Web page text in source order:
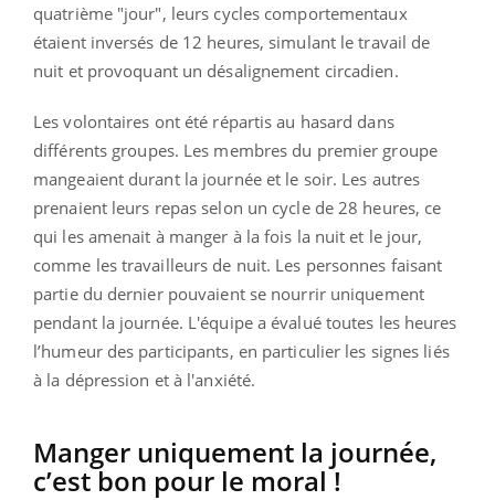
quatrième "jour", leurs cycles comportementaux
étaient inversés de 12 heures, simulant le travail de
nuit et provoquant un désalignement circadien.
Les volontaires ont été répartis au hasard dans
différents groupes. Les membres du premier groupe
mangeaient durant la journée et le soir. Les autres
prenaient leurs repas selon un cycle de 28 heures, ce
qui les amenait à manger à la fois la nuit et le jour,
comme les travailleurs de nuit. Les personnes faisant
partie du dernier pouvaient se nourrir uniquement
pendant la journée. L'équipe a évalué toutes les heures
l’humeur des participants, en particulier les signes liés
à la dépression et à l'anxiété.
Manger uniquement la journée,
c’est bon pour le moral !